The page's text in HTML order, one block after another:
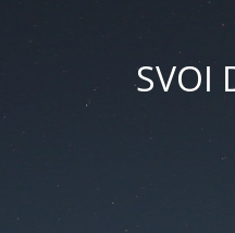
SVOI